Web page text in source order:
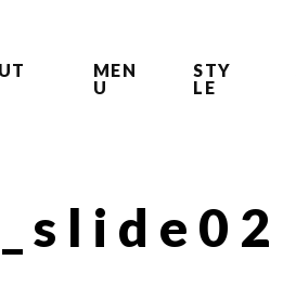
MEN
U
STY
LE